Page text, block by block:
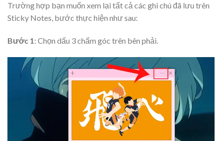
Trường hợp bạn muốn xem lại tất cả các ghi chú đã lưu trên
Sticky Notes, bước thực hiện như sau:
Bước 1: Chọn dấu 3 chấm góc trên bên phải.